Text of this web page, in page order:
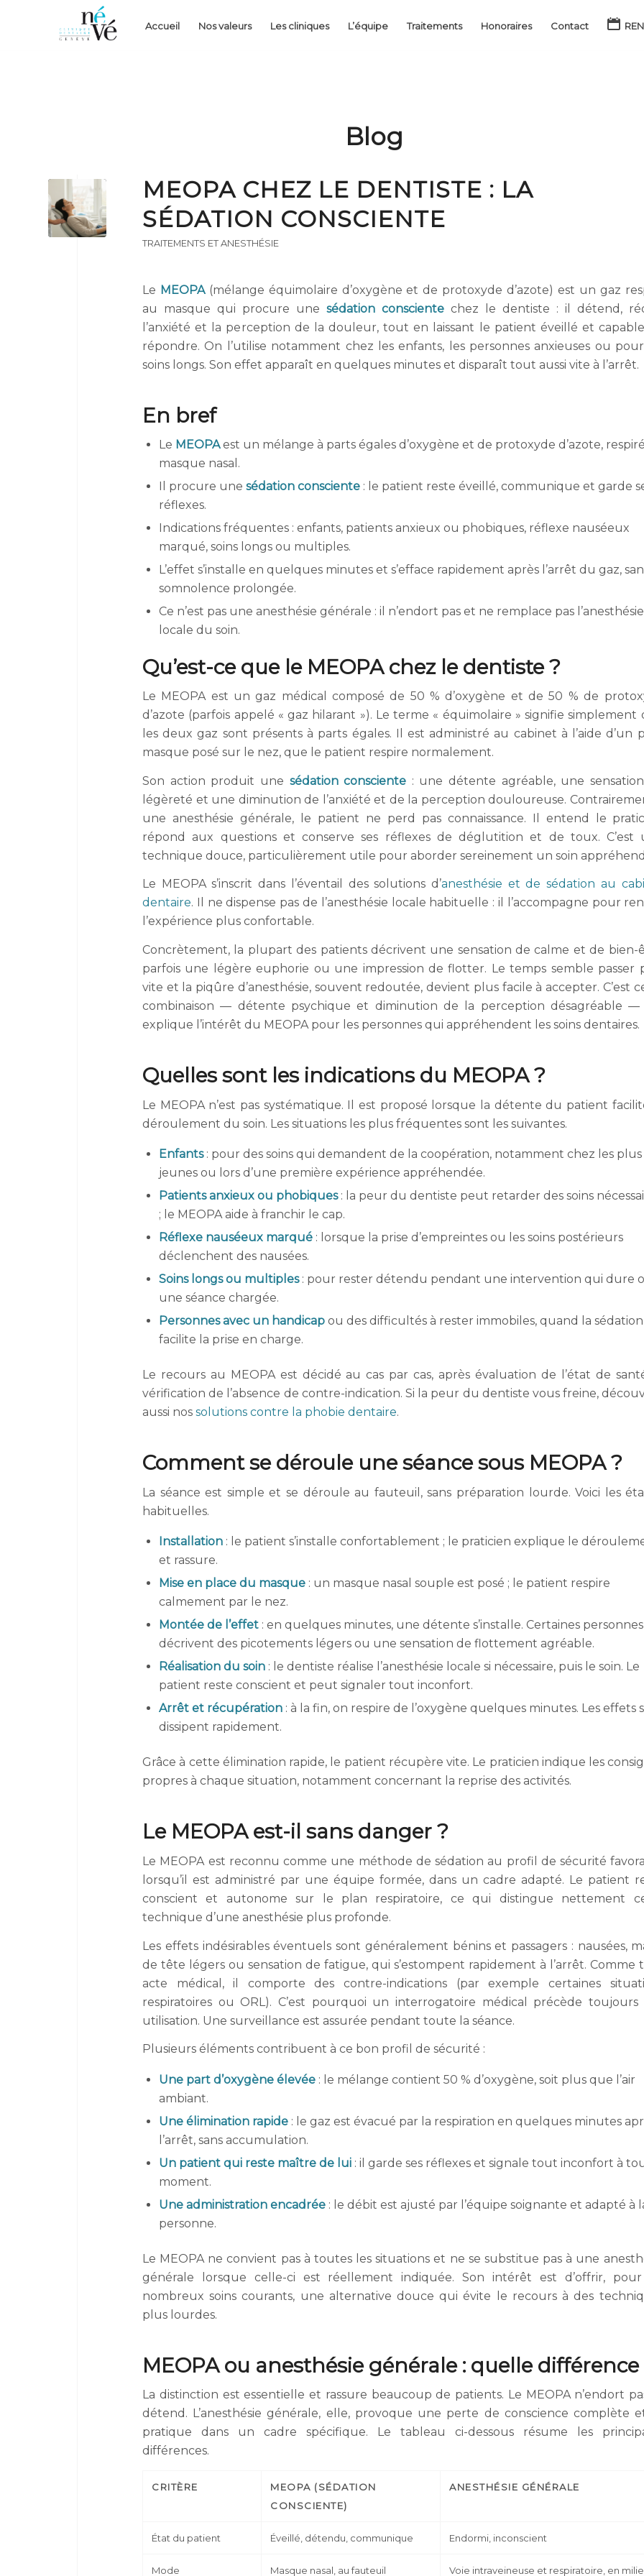
Accueil Nos valeurs Les cliniques L’équipe Traitements Honoraires Contact
Blog
MEOPA CHEZ LE DENTISTE : LA
SÉDATION CONSCIENTE
TRAITEMENTS ET ANESTHÉSIE
Le MEOPA(mélange équimolaire d’oxygène et de protoxyde d’azote) est un gaz
au masque qui procure une sédation conscientechez le dentiste : il détend,
l’anxiété et la perception de la douleur, tout en laissant le patient éveillé et
répondre. On l’utilise notamment chez les enfants, les personnes anxieuses ou
soins longs. Son effet apparaît en quelques minutes et disparaît tout aussi vite à l’arrêt.
En bref
Le MEOPAest un mélange à parts égales d’oxygène et de protoxyde d’azote,
masque nasal.
Il procure une sédation consciente : le patient reste éveillé, communique et garde
réflexes.
Indications fréquentes : enfants, patients anxieux ou phobiques, réflexe nauséeux
marqué, soins longs ou multiples.
L’effet s’installe en quelques minutes et s’efface rapidement après l’arrêt du gaz,
somnolence prolongée.
Ce n’est pas une anesthésie générale : il n’endort pas et ne remplace pas l’anesthésie
locale du soin.
Qu’est-ce que le MEOPA chez le dentiste ?
Le MEOPA est un gaz médical composé de 50 % d’oxygène et de 50 % de
d’azote (parfois appelé « gaz hilarant »). Le terme « équimolaire » signifie simplement
les deux gaz sont présents à parts égales. Il est administré au cabinet à l’aide d’un
masque posé sur le nez, que le patient respire normalement.
Son action produit une sédation consciente : une détente agréable, une
légèreté et une diminution de l’anxiété et de la perception douloureuse.
une anesthésie générale, le patient ne perd pas connaissance. Il entend le
répond aux questions et conserve ses réflexes de déglutition et de toux. C’est
technique douce, particulièrement utile pour aborder sereinement un soin
Le MEOPA s’inscrit dans l’éventail des solutions d’anesthésie et de sédation au
dentaire. Il ne dispense pas de l’anesthésie locale habituelle : il l’accompagne pour
l’expérience plus confortable.
Concrètement, la plupart des patients décrivent une sensation de calme et de bien-
parfois une légère euphorie ou une impression de flotter. Le temps semble passer
vite et la piqûre d’anesthésie, souvent redoutée, devient plus facile à accepter. C’est
combinaison — détente psychique et diminution de la perception désagréable —
explique l’intérêt du MEOPA pour les personnes qui appréhendent les soins dentaires.
Quelles sont les indications du MEOPA ?
Le MEOPA n’est pas systématique. Il est proposé lorsque la détente du patient
déroulement du soin. Les situations les plus fréquentes sont les suivantes.
Enfants: pour des soins qui demandent de la coopération, notamment chez les plus
jeunes ou lors d’une première expérience appréhendée.
Patients anxieux ou phobiques: la peur du dentiste peut retarder des soins
; le MEOPA aide à franchir le cap.
Réflexe nauséeux marqué : lorsque la prise d’empreintes ou les soins postérieurs
déclenchent des nausées.
Soins longs ou multiples: pour rester détendu pendant une intervention qui dure
une séance chargée.
Personnes avec un handicap ou des difficultés à rester immobiles, quand la sédation
facilite la prise en charge.
Le recours au MEOPA est décidé au cas par cas, après évaluation de l’état de
vérification de l’absence de contre-indication. Si la peur du dentiste vous freine,
aussi nos solutions contre la phobie dentaire.
Comment se déroule une séance sous MEOPA ?
La séance est simple et se déroule au fauteuil, sans préparation lourde. Voici les
habituelles.
Installation : le patient s’installe confortablement ; le praticien explique le
et rassure.
Mise en place du masque : un masque nasal souple est posé ; le patient respire
calmement par le nez.
Montée de l’effet : en quelques minutes, une détente s’installe. Certaines personnes
décrivent des picotements légers ou une sensation de flottement agréable.
Réalisation du soin : le dentiste réalise l’anesthésie locale si nécessaire, puis le soin. Le
patient reste conscient et peut signaler tout inconfort.
Arrêt et récupération : à la fin, on respire de l’oxygène quelques minutes. Les effets
dissipent rapidement.
Grâce à cette élimination rapide, le patient récupère vite. Le praticien indique les
propres à chaque situation, notamment concernant la reprise des activités.
Le MEOPA est-il sans danger ?
Le MEOPA est reconnu comme une méthode de sédation au profil de sécurité
lorsqu’il est administré par une équipe formée, dans un cadre adapté. Le patient
conscient et autonome sur le plan respiratoire, ce qui distingue nettement
technique d’une anesthésie plus profonde.
Les effets indésirables éventuels sont généralement bénins et passagers : nausées,
de tête légers ou sensation de fatigue, qui s’estompent rapidement à l’arrêt. Comme
acte médical, il comporte des contre-indications (par exemple certaines
respiratoires ou ORL). C’est pourquoi un interrogatoire médical précède toujours
utilisation. Une surveillance est assurée pendant toute la séance.
Plusieurs éléments contribuent à ce bon profil de sécurité :
Une part d’oxygène élevée : le mélange contient 50 % d’oxygène, soit plus que l’air
ambiant.
Une élimination rapide : le gaz est évacué par la respiration en quelques minutes
l’arrêt, sans accumulation.
Un patient qui reste maître de lui : il garde ses réflexes et signale tout inconfort à
moment.
Une administration encadrée : le débit est ajusté par l’équipe soignante et adapté à
personne.
Le MEOPA ne convient pas à toutes les situations et ne se substitue pas à une
générale lorsque celle-ci est réellement indiquée. Son intérêt est d’offrir,
nombreux soins courants, une alternative douce qui évite le recours à des
plus lourdes.
MEOPA ou anesthésie générale : quelle différence
La distinction est essentielle et rassure beaucoup de patients. Le MEOPA n’endort
détend. L’anesthésie générale, elle, provoque une perte de conscience complète
pratique dans un cadre spécifique. Le tableau ci-dessous résume les
différences.
CRITÈRE
MEOPA (SÉDATION
CONSCIENTE)
ANESTHÉSIE GÉNÉRALE
État du patient Éveillé, détendu, communique Endormi, inconscient
Mode Masque nasal, au fauteuil Voie intraveineuse et respiratoire, en